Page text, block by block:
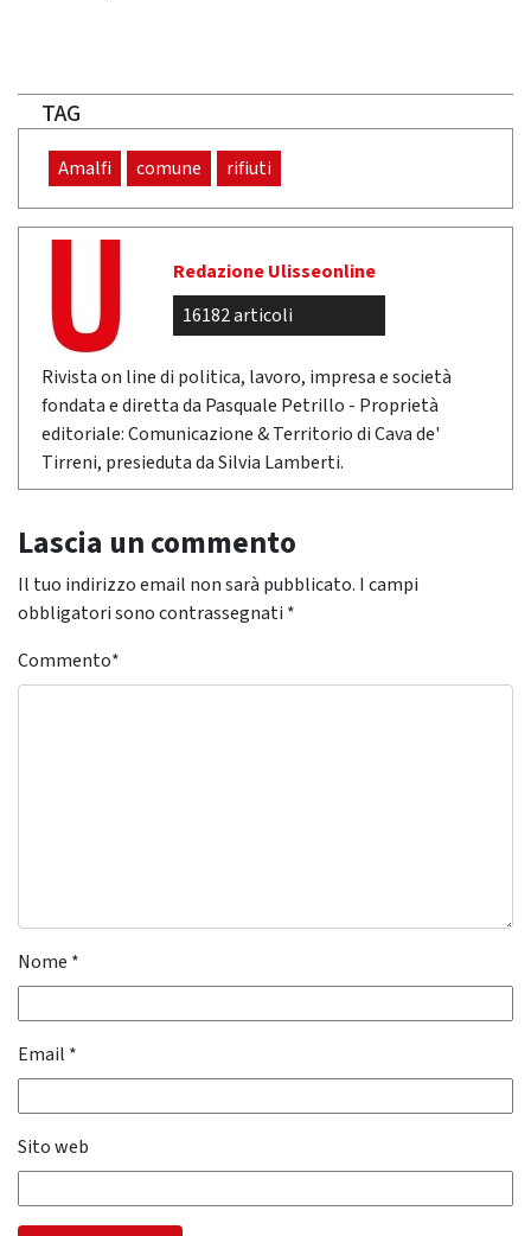
TAG
Amalfi comune rifiuti
Redazione Ulisseonline
16182 articoli
Rivista on line di politica, lavoro, impresa e società
fondata e diretta da Pasquale Petrillo - Proprietà
editoriale: Comunicazione & Territorio di Cava de'
Tirreni, presieduta da Silvia Lamberti.
Lascia un commento
Il tuo indirizzo email non sarà pubblicato. I campi
obbligatori sono contrassegnati *
Commento*
Nome *
Email *
Sito web